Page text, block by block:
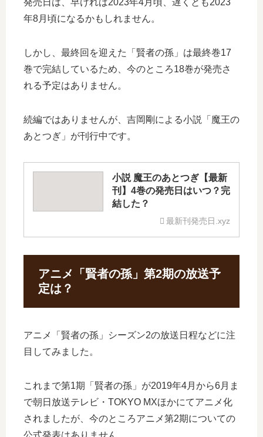
発売日は、早ければ2023年4月頃、遅くとも2023
年8月頃になるかもしれません。
しかし、最終回を迎えた「賢者の孫」は最終巻17
巻で完結しているため、今のところ18巻が発売さ
れる予定はありません。
続編ではありませんが、吉岡剛による小説「魔王の
あとつぎ」が刊行中です。
小説 魔王のあとつぎ【最新
刊】4巻の発売日はいつ？完
結した？
最新刊発売日.xyz
アニメ「賢者の孫」第2期の放送予
定は？
アニメ「賢者の孫」シーズン2の放送日程などに注
目してみました。
これまで第1期「賢者の孫」が2019年4月から6月ま
で朝日放送テレビ・TOKYO MXほかにてアニメ化
されましたが、今のところアニメ第2期についての
公式発表はありません。